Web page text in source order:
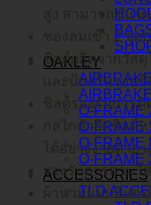
OAKLEY
O-FRAME
O-FRAME
O-FRAME
O-FRAME
ACCESSORIES
TLD
สูง สามารถซับ แ
ช่องลมเข้า 2 จุด
ชิลด์ผลิตจากวัสดุ
และป้องกันรอยขี
ชิลด์รองรับการติ
กลไกตัวยึดชิลด์
ได้อย่างง่ายดาย
รองรับการสวมใ
ผ้านวมแบบพิเศ